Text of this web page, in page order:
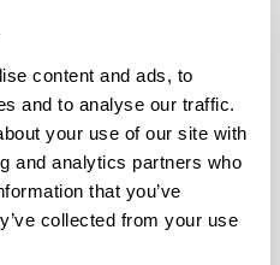
content and ads, to
and to analyse our traffic.
your use of our site with
and analytics partners who
that you’ve
collected from your use
van cookies
en advertenties te
social media te bieden en
Ook delen we
onze site met onze
en analyse. Deze
combineren met andere
of die ze hebben